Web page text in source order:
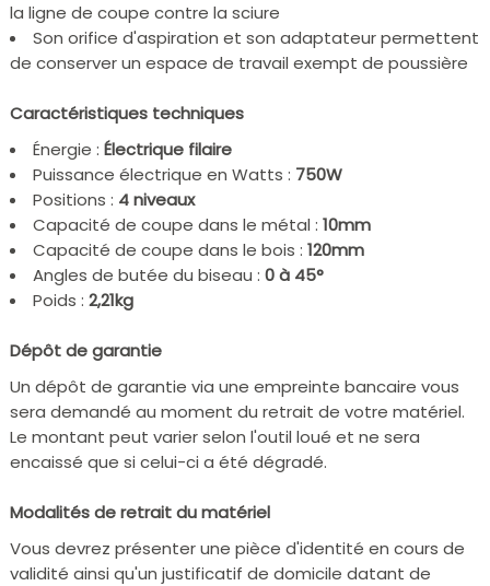
la ligne de coupe contre la sciure
Son orifice d'aspiration et son adaptateur permettent
de conserver un espace de travail exempt de poussière
Caractéristiques techniques
Énergie : Électrique filaire
Puissance électrique en Watts : 750W
Positions : 4 niveaux
Capacité de coupe dans le métal : 10mm
Capacité de coupe dans le bois : 120mm
Angles de butée du biseau : 0 à 45°
Poids : 2,21kg
Dépôt de garantie
Un dépôt de garantie via une empreinte bancaire vous
sera demandé au moment du retrait de votre matériel.
Le montant peut varier selon l'outil loué et ne sera
encaissé que si celui-ci a été dégradé.
Modalités de retrait du matériel
Vous devrez présenter une pièce d'identité en cours de
validité ainsi qu'un justificatif de domicile datant de